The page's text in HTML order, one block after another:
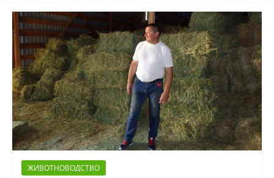
ЖИВОТНОВОДСТВО